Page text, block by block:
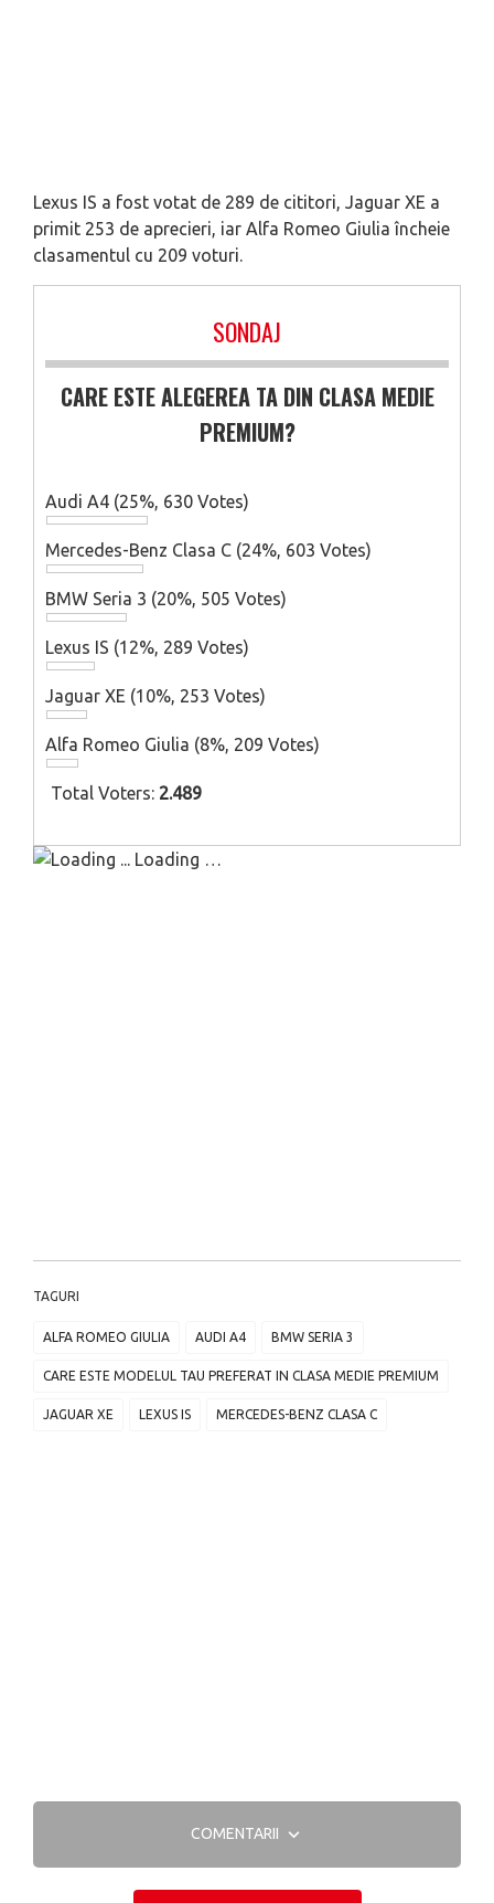
Lexus IS a fost votat de 289 de cititori, Jaguar XE a
primit 253 de aprecieri, iar Alfa Romeo Giulia încheie
clasamentul cu 209 voturi.
CARE ESTE ALEGEREA TA DIN CLASA MEDIE
PREMIUM?
Audi A4 (25%, 630 Votes)
Mercedes-Benz Clasa C (24%, 603 Votes)
BMW Seria 3 (20%, 505 Votes)
Lexus IS (12%, 289 Votes)
Jaguar XE (10%, 253 Votes)
Alfa Romeo Giulia (8%, 209 Votes)
Total Voters: 2.489
Loading …
TAGURI
ALFA ROMEO GIULIA AUDI A4 BMW SERIA 3
CARE ESTE MODELUL TAU PREFERAT IN CLASA MEDIE PREMIUM
JAGUAR XE LEXUS IS MERCEDES-BENZ CLASA C
COMENTARII